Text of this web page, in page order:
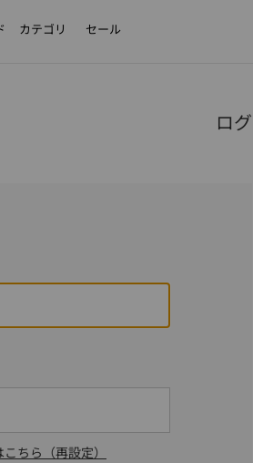
カテゴリ セール
ロ
ちら（再設定）